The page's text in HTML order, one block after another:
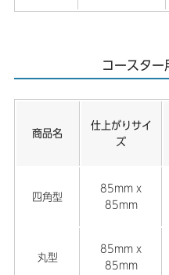
コースター
商品名
仕上がりサイ
ズ
四角型
85mm x
85mm
丸型
85mm x
85mm